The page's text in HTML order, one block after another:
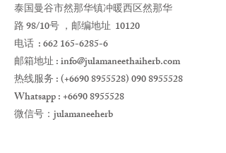
泰国曼谷市然那华镇冲暖西区然那华
路 98/10号 ，邮编地址 10120
电话 :662 165-6285-6
邮箱地址 :info@julamaneethaiherb.com
热线服务 : (+66908955528) 090 8955528
Whatsapp :+6690 8955528
微信号：julamaneeherb